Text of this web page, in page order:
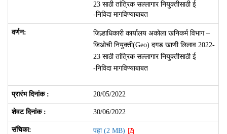
23 साठी तांत्रिक सल्लागार नियुक्तीसाठी ई
-निविदा मागविण्याबाबत
जिल्हाधिकारी कार्यालय अकोला खनिकर्म विभाग –
जिओची नियुक्ती(Geo) दगड खाणी लिलाव 2022-
23 साठी तांत्रिक सल्लागार नियुक्तीसाठी ई
-निविदा मागविण्याबाबत
20/05/2022
30/06/2022
पहा (2 MB)